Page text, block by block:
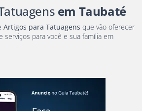
em Taubaté
Artigos para Tatuagens que vão oferecer
para você e sua família em